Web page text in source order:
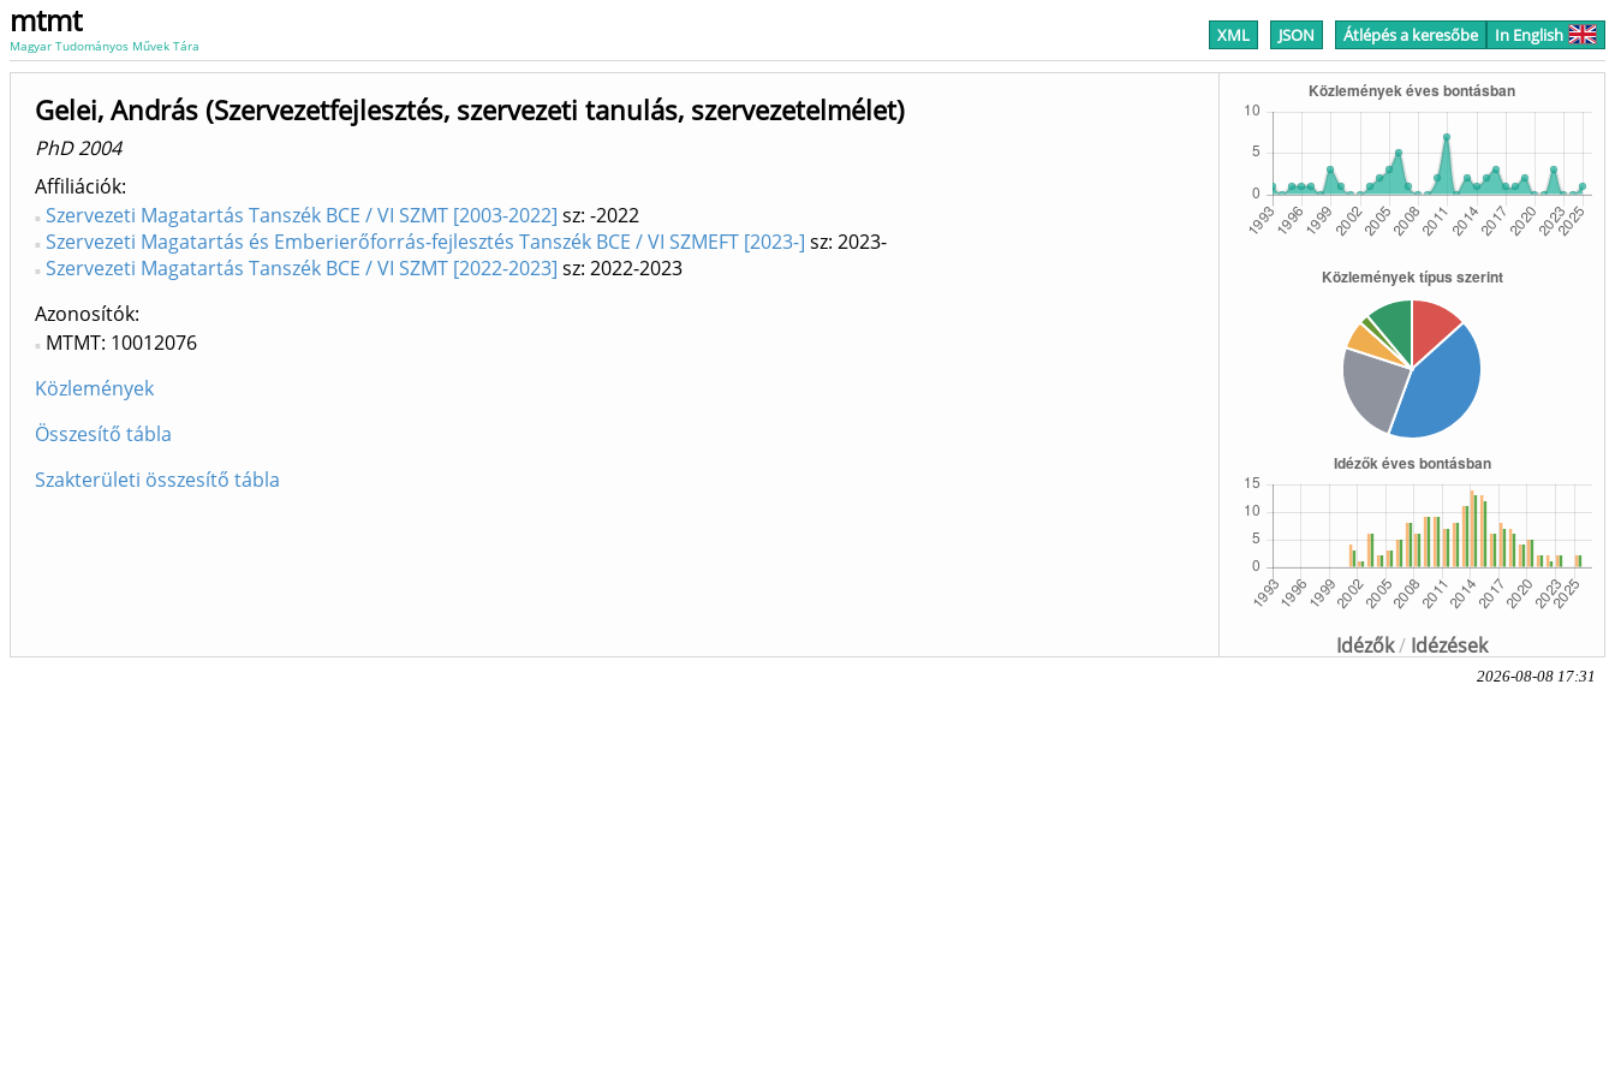
mtmt
Magyar Tudományos Művek Tára XML JSON Átlépés a keresőbe In English
Idézők/ Idézések
Gelei, András (Szervezetfejlesztés, szervezeti tanulás, szervezetelmélet)
PhD 2004
Affiliációk
Szervezeti Magatartás Tanszék BCE / VI SZMT [2003-2022] sz: -2022
Szervezeti Magatartás és Emberierőforrás-fejlesztés Tanszék BCE / VI SZMEFT [2023-] sz: 2023-
Szervezeti Magatartás Tanszék BCE / VI SZMT [2022-2023] sz: 2022-2023
Azonosítók
MTMT: 10012076
Közlemények
Összesítő tábla
Szakterületi összesítő tábla
2026-08-08 17:31